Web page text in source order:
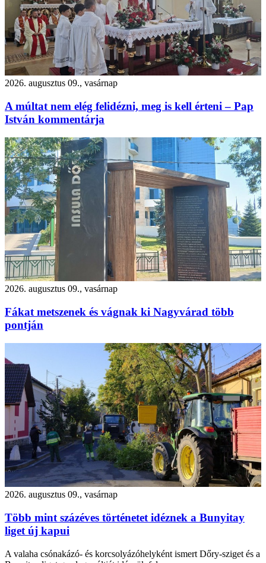
2026. augusztus 09., vasárnap
A múltat nem elég felidézni, meg is kell érteni – Pap
István kommentárja
2026. augusztus 09., vasárnap
Fákat metszenek és vágnak ki Nagyvárad több
pontján
2026. augusztus 09., vasárnap
Több mint százéves történetet idéznek a Bunyitay
liget új kapui
A valaha csónakázó- és korcsolyázóhelyként ismert Dőry-sziget és a